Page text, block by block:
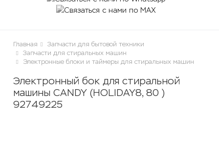
Главная
Запчасти для бытовой техники
Запчасти для стиральных машин
Электронные блоки и таймеры для стиральных машин
Электронный бок для стиральной
машины CANDY (HOLIDAY8, 80 )
92749225